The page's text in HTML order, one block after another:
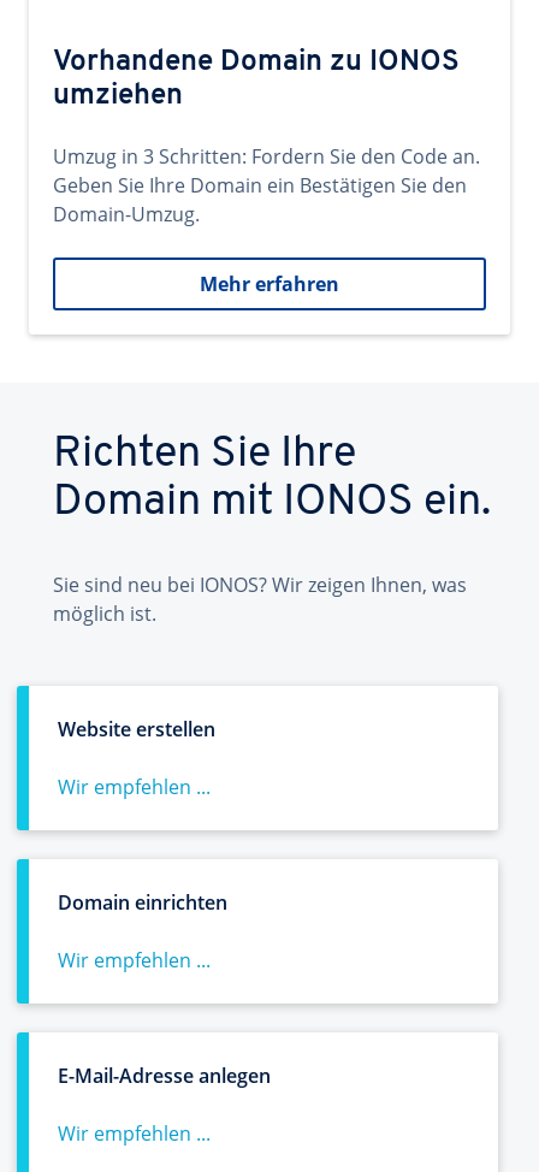
Vorhandene Domain zu IONOS
umziehen
Umzug in 3 Schritten: Fordern Sie den Code an.
Geben Sie Ihre Domain ein Bestätigen Sie den
Domain-Umzug.
Mehr erfahren
Richten Sie Ihre
Domain mit IONOS ein.
Sie sind neu bei IONOS? Wir zeigen Ihnen, was
möglich ist.
Website erstellen
Wir empfehlen ...
Domain einrichten
Wir empfehlen ...
E-Mail-Adresse anlegen
Wir empfehlen ...